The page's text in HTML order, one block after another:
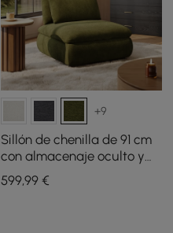
+9
Sillón de chenilla de 91 cm
con almacenaje oculto y
respaldo extraíble
599,99€